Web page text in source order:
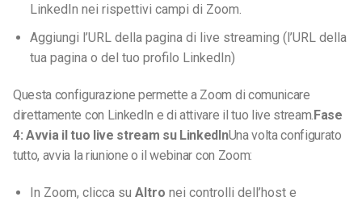
LinkedIn nei rispettivi campi di Zoom.
Aggiungi l’URL della pagina di live streaming (l’URL della
tua pagina o del tuo profilo LinkedIn)
Questa configurazione permette a Zoom di comunicare
direttamente con LinkedIn e di attivare il tuo live stream.Fase
4: Avvia il tuo live stream su LinkedInUna volta configurato
tutto, avvia la riunione o il webinar con Zoom:
In Zoom, clicca su Altro nei controlli dell’host e